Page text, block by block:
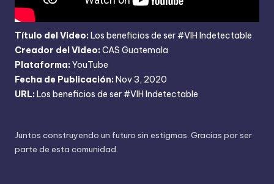
Título del Video: Los beneficios de ser #VIH Indetectable
Creador del Video: CAS Guatemala
Plataforma: YouTube
Fecha de Publicación: Nov 3, 2020
URL: Los beneficios de ser #VIH Indetectable
Juntos construyendo un futuro sin estigmas. Gracias por ser
parte de esta comunidad.